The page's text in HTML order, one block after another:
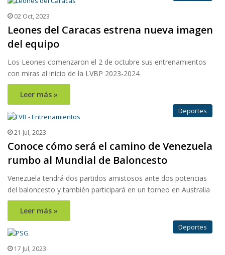
02 Oct, 2023
Leones del Caracas estrena nueva imagen
del equipo
Los Leones comenzaron el 2 de octubre sus entrenamientos
con miras al inicio de la LVBP 2023-2024
Leer más »
Deportes
21 Jul, 2023
Conoce cómo será el camino de Venezuela
rumbo al Mundial de Baloncesto
Venezuela tendrá dos partidos amistosos ante dos potencias
del baloncesto y también participará en un torneo en Australia
Leer más »
Deportes
17 Jul, 2023